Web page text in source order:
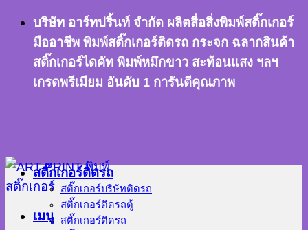
ข้าม
เนื้อหา
บริษัท อาร์ทปริ้นท์ จำกัด ผลิตสื่อสิ่งพิมพ์สติ๊กเกอร์
มืออาชีพ พิมพ์สติ๊กเกอร์ติดรถ กระจก ฉลากสินค้า
สติ๊กเกอร์ไดคัท พิมพ์หมึกขาว สะท้อนแสง ฯลฯ
เกรดพรีเมียม อันดับ 1 การันตีคุณภาพ
เมนู
สติ๊กเกอร์ติดรถ
สติ๊กเกอร์บริษัทติดรถ
สติ๊กเกอร์ติดรถตู้
สติ๊กเกอร์ติดรถ